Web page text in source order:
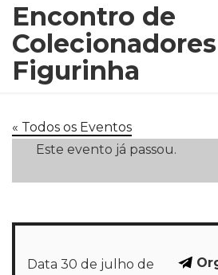
Encontro de
Figurinha
« Todos os Eventos
Este evento já passou.
Data 30 de julho de